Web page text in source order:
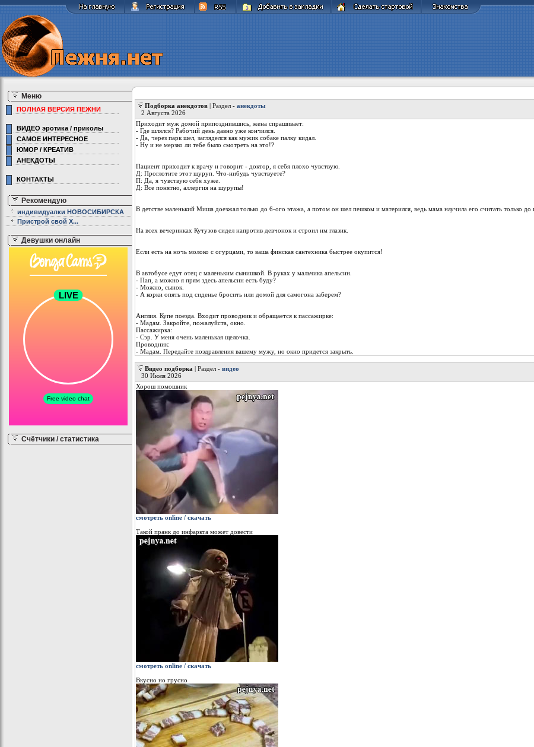
Меню
ПОЛНАЯ ВЕРСИЯ ПЕЖНИ
ВИДЕО эротика / приколы
САМОЕ ИНТЕРЕСНОЕ
ЮМОР / КРЕАТИВ
АНЕКДОТЫ
КОНТАКТЫ
Рекомендую
индивидуалки НОВОСИБИРСКА
Пристрой свой Х...
Девушки онлайн
Счётчики / статистика
Подборка анекдотов | Раздел - анекдоты
2 Августа 2026
Приходит муж домой припозднившись, жена спрашивает:
- Где шлялся? Рабочий день давно уже кончился.
- Да, через парк шел, загляделся как мужик собаке палку кидал.
- Ну и не мерзко ли тебе было смотреть на это!?
Пациент приходит к врачу и говорит - доктор, я себя плохо чувствую.
Д: Проглотите этот шуруп. Что-нибудь чувствуете?
П: Да, я чувствую себя хуже.
Д: Все понятно, аллергия на шурупы!
В детстве маленький Миша доезжал только до 6-ого этажа, а потом он шел пешком и матерился, ведь мама научила его считать только до
На всех вечеринках Кутузов сидел напротив девчонок и строил им глазик.
Если есть на ночь молоко с огурцами, то ваша финская сантехника быстрее окупится!
В автобусе едут отец с маленьким сынишкой. В руках у мальчика апельсин.
- Пап, а можно я прям здесь апельсин есть буду?
- Можно, сынок.
- А корки опять под сиденье бросить или домой для самогона заберем?
Англия. Купе поезда. Входит проводник и обращается к пассажирке:
- Мадам. Закройте, пожалуйста, окно.
Пассажирка:
- Сэр. У меня очень маленькая щелочка.
Проводник:
- Мадам. Передайте поздравления вашему мужу, но окно придется закрыть.
Видео подборка | Раздел - видео
30 Июля 2026
Хорош помошник
смотреть online / скачать
Такой пранк до инфаркта может довести
смотреть online / скачать
Вкусно но грусно